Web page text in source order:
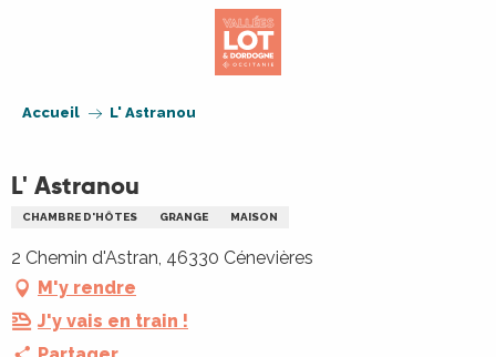
Accueil L' Astranou
L' Astranou
CHAMBRE D'HÔTES GRANGE MAISON
2 Chemin d'Astran, 46330 Cénevières
M'y rendre
J'y vais en train !